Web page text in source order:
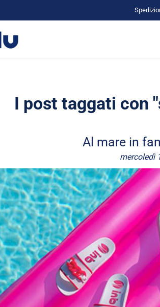
I post taggati con
Al mare in
mercoledì